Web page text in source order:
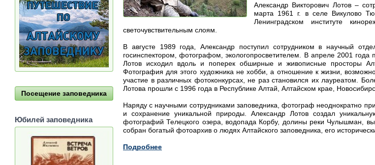
Александр Викторович Лотов –
марта 1961 г. в селе Викулово
Ленинградском институте
светочувствительным слоям.
В августе 1989 года, Александр поступил сотрудником в научный
госинспектором, фотографом, экологопросветителем. В апреле 2001
Лотов исходил вдоль и поперек обширные и живописные просторы
Фотография для этого художника не хобби, а отношение к жизни,
участие в различных фотоконкурсах, не раз становился их лауреатом.
Лотова прошли с 1996 года в Республике Алтай, Алтайском крае,
Наряду с научными сотрудниками заповедника, фотограф неоднократно
и сохранение уникальной природы. Александр Лотов создал
фотографий Телецкого озера, водопада Корбу, долины реки Чулышман,
собран богатый фотоархив о людях Алтайского заповедника, его
Подробнее
Посещение заповедника
Юбилей заповедника